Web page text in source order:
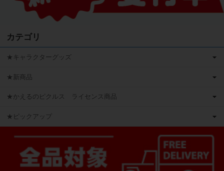
カテゴリ
★キャラクターグッズ
★新商品
★かえるのピクルス ライセンス商品
★ピックアップ